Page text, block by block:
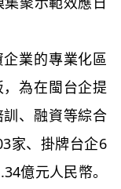
業的專業化區
為在閩台企提
、融資等綜合
家、掛牌台企6
億元人民幣。